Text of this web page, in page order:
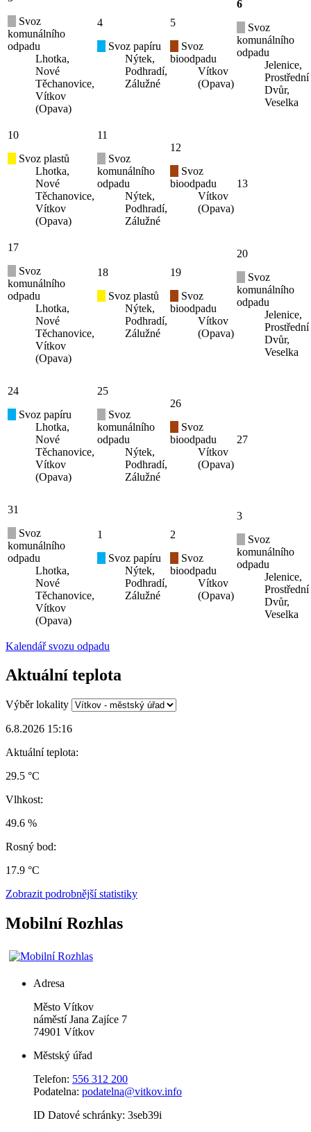
Svoz
komunálního
odpadu
Lhotka,
Nové
Těchanovice,
Vítkov
(Opava)
4
Svoz papíru
Nýtek,
Podhradí,
Zálužné
5
Svoz
bioodpadu
Vítkov
(Opava)
6
Svoz
komunálního
odpadu
Jelenice,
Prostřední
Dvůr,
Veselka
10
Svoz plastů
Lhotka,
Nové
Těchanovice,
Vítkov
(Opava)
11
Svoz
komunálního
odpadu
Nýtek,
Podhradí,
Zálužné
12
Svoz
bioodpadu
Vítkov
(Opava)
13
17
Svoz
komunálního
odpadu
Lhotka,
Nové
Těchanovice,
Vítkov
(Opava)
18
Svoz plastů
Nýtek,
Podhradí,
Zálužné
19
Svoz
bioodpadu
Vítkov
(Opava)
20
Svoz
komunálního
odpadu
Jelenice,
Prostřední
Dvůr,
Veselka
24
Svoz papíru
Lhotka,
Nové
Těchanovice,
Vítkov
(Opava)
25
Svoz
komunálního
odpadu
Nýtek,
Podhradí,
Zálužné
26
Svoz
bioodpadu
Vítkov
(Opava)
27
31
Svoz
komunálního
odpadu
Lhotka,
Nové
Těchanovice,
Vítkov
(Opava)
1
Svoz papíru
Nýtek,
Podhradí,
Zálužné
2
Svoz
bioodpadu
Vítkov
(Opava)
3
Svoz
komunálního
odpadu
Jelenice,
Prostřední
Dvůr,
Veselka
Kalendář svozu odpadu
Aktuální teplota
Výběr lokality
6.8.2026 15:16
Aktuální teplota:
29.5 °C
Vlhkost:
49.6 %
Rosný bod:
17.9 °C
Zobrazit podrobnější statistiky
Mobilní Rozhlas
Adresa
Město Vítkov
náměstí Jana Zajíce 7
74901 Vítkov
Městský úřad
Telefon: 556 312 200
Podatelna: podatelna@vitkov.info
ID Datové schránky: 3seb39i